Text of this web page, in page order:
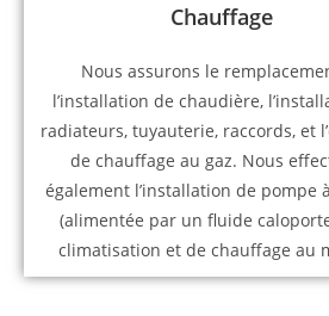
Chauffage
Nous assurons le
l’installation de chaudière,
radiateurs, tuyauterie, raccords, et
de chauffage au gaz. Nous
également l’installation de pompe
(alimentée par un fluide
climatisation et de chauffage au